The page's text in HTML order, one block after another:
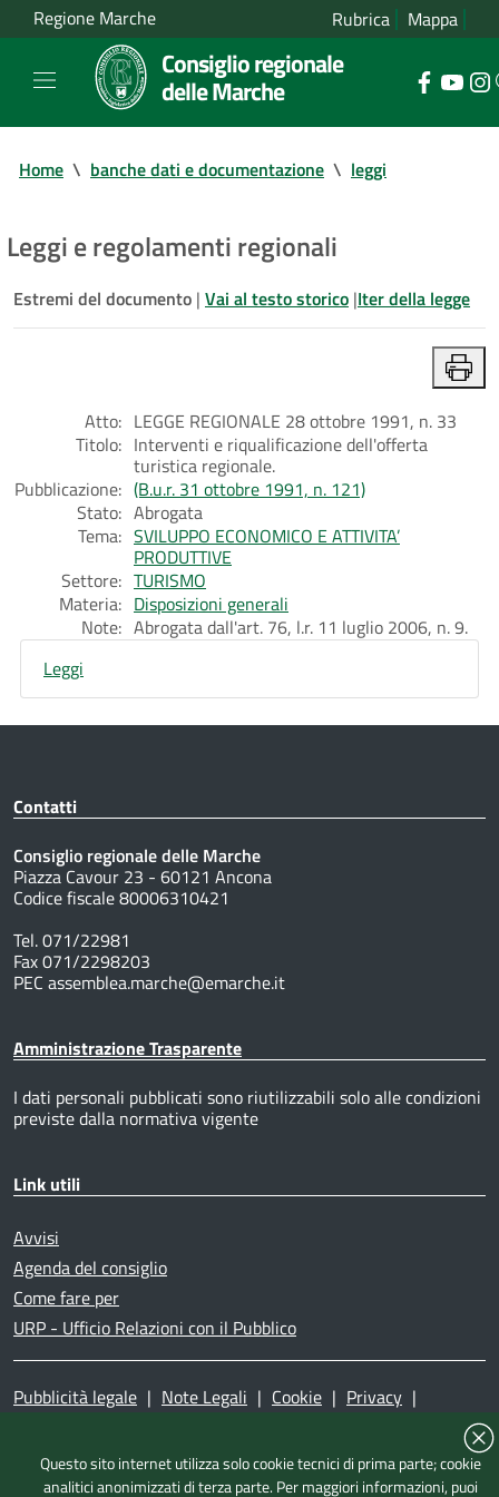
Regione Marche Rubrica Mappa
Consiglio regionale
delle Marche
Home \ banche dati e documentazione \ leggi
Leggi e regolamenti regionali
Estremi del documento | Vai al testo storico |Iter della legge
Atto: LEGGE REGIONALE 28 ottobre 1991, n. 33
Titolo: Interventi e riqualificazione dell'offerta
turistica regionale.
Pubblicazione: (B.u.r. 31 ottobre 1991, n. 121)
Stato: Abrogata
Tema: SVILUPPO ECONOMICO E ATTIVITA’
PRODUTTIVE
Settore: TURISMO
Materia: Disposizioni generali
Note: Abrogata dall'art. 76, l.r. 11 luglio 2006, n. 9.
Leggi
Contatti
Consiglio regionale delle Marche
Piazza Cavour 23 - 60121 Ancona
Codice fiscale 80006310421
Tel. 071/22981
Fax 071/2298203
PEC assemblea.marche@emarche.it
Amministrazione Trasparente
I dati personali pubblicati sono riutilizzabili solo alle condizioni
previste dalla normativa vigente
Link utili
Avvisi
Agenda del consiglio
Come fare per
URP - Ufficio Relazioni con il Pubblico
Pubblicità legale | Note Legali | Cookie | Privacy |
Questo sito internet utilizza solo cookie tecnici di prima parte; cookie
analitici anonimizzati di terza parte. Per maggiori informazioni, puoi